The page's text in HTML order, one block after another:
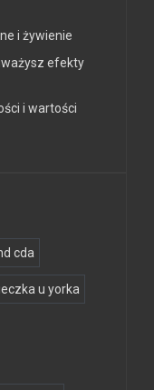
i żywienie
efekty
i wartości
cda
u yorka